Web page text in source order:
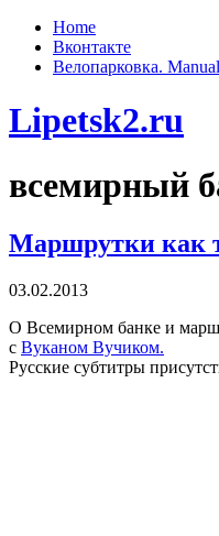
Home
Вконтакте
Велопарковка. Manual
Lipetsk2.ru
всемирный
Маршрутки как
03.02.2013
О Всемирном банке и
с Вуканом Вучиком.
Русские субтитры